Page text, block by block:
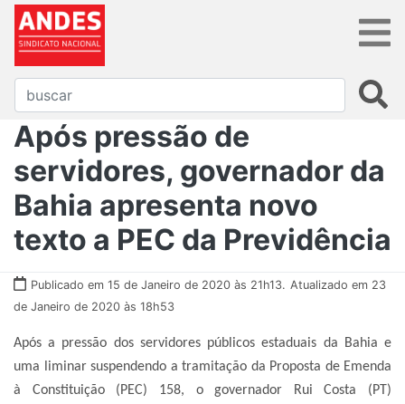
Após pressão de
servidores, governador da
Bahia apresenta novo
texto a PEC da Previdência
Publicado em 15 de Janeiro de 2020 às 21h13. Atualizado em 23
de Janeiro de 2020 às 18h53
Após a pressão dos servidores públicos estaduais da Bahia e
uma liminar suspendendo a tramitação da Proposta de Emenda
à Constituição (PEC) 158, o governador Rui Costa (PT)